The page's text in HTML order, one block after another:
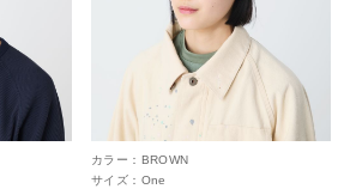
カラー： BROWN
サイズ： One